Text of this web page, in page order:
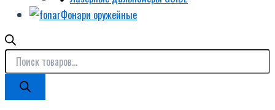
Фонари оружейные